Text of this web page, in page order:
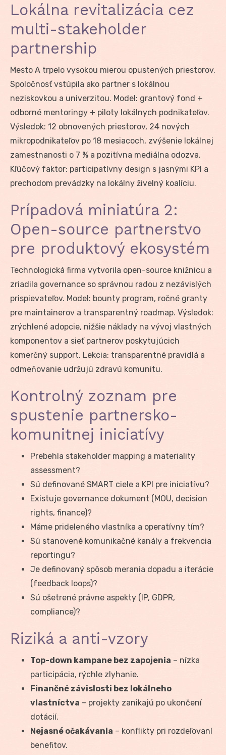
Lokálna revitalizácia cez
multi-stakeholder
partnership
Mesto A trpelo vysokou mierou opustených priestorov.
Spoločnosť vstúpila ako partner s lokálnou
neziskovkou a univerzitou. Model: grantový fond +
odborné mentoringy + piloty lokálnych podnikateľov.
Výsledok: 12 obnovených priestorov, 24 nových
mikropodnikateľov po 18 mesiacoch, zvýšenie lokálnej
zamestnanosti o 7 % a pozitívna mediálna odozva.
Kľúčový faktor: participatívny design s jasnými KPI a
prechodom prevádzky na lokálny živelný koalíciu.
Prípadová miniatúra 2:
Open-source partnerstvo
pre produktový ekosystém
Technologická firma vytvorila open-source knižnicu a
zriadila governance so správnou radou z nezávislých
prispievateľov. Model: bounty program, ročné granty
pre maintainerov a transparentný roadmap. Výsledok:
zrýchlené adopcie, nižšie náklady na vývoj vlastných
komponentov a sieť partnerov poskytujúcich
komerčný support. Lekcia: transparentné pravidlá a
odmeňovanie udržujú zdravú komunitu.
Kontrolný zoznam pre
spustenie partnersko-
komunitnej iniciatívy
Prebehla stakeholder mapping a materiality
assessment?
Sú definované SMART ciele a KPI pre iniciatívu?
Existuje governance dokument (MOU, decision
rights, finance)?
Máme prideleného vlastníka a operatívny tím?
Sú stanovené komunikačné kanály a frekvencia
reportingu?
Je definovaný spôsob merania dopadu a iterácie
(feedback loops)?
Sú ošetrené právne aspekty (IP, GDPR,
compliance)?
Riziká a anti-vzory
Top-down kampane bez zapojenia – nízka
participácia, rýchle zlyhanie.
Finančné závislosti bez lokálneho
vlastníctva – projekty zanikajú po ukončení
dotácií.
Nejasné očakávania – konflikty pri rozdeľovaní
benefitov.